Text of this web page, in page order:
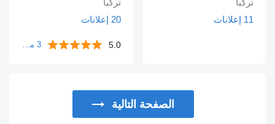
تركيا
11 إعلانات
تركيا
20 إعلانات
5.0 3 مراجعة
الصفحة التالية